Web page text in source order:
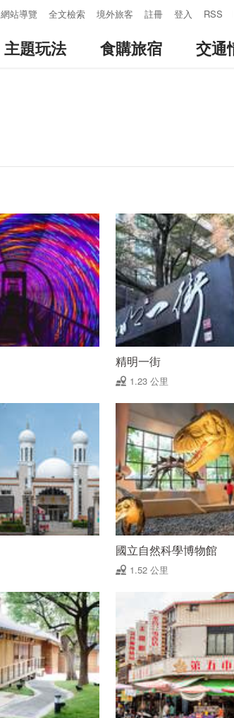
網站導覽 全文檢索 境外旅客 註冊 登入 RSS
主題玩法 食購旅宿 交通
精明一街
1.23 公里
國立自然科學博物館
1.52 公里